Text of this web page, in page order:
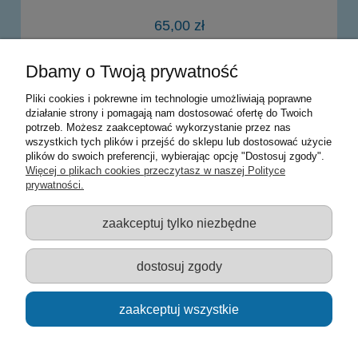
65,00 zł
powiadom o dostępności
Warunki zakupów
Moje konto
Informacje o sklepie
Sklep z zabawkami Łódź :: Hurownia zabawek :: Zabawki
edukacyjne :: Zestawy artystyczne :: Zabawki :: samochody Welly
:: Zabawkownia :: zabawki dla dzieci :: Lalki :: Klocki :: Artykuły
szkolne ::
Dbamy o Twoją prywatność
Pliki cookies i pokrewne im technologie umożliwiają poprawne
działanie strony i pomagają nam dostosować ofertę do Twoich
potrzeb. Możesz zaakceptować wykorzystanie przez nas
wszystkich tych plików i przejść do sklepu lub dostosować użycie
plików do swoich preferencji, wybierając opcję "Dostosuj zgody".
Więcej o plikach cookies przeczytasz w naszej Polityce
prywatności.
zaakceptuj tylko niezbędne
dostosuj zgody
zaakceptuj wszystkie